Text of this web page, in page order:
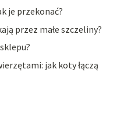
je przekonać?
przez małe szczeliny?
jak koty łączą